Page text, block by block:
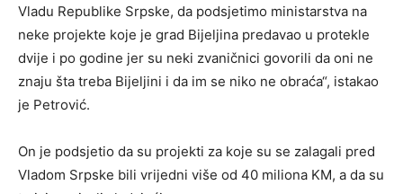
Vladu Republike Srpske, da podsjetimo ministarstva na
neke projekte koje je grad Bijeljina predavao u protekle
dvije i po godine jer su neki zvaničnici govorili da oni ne
znaju šta treba Bijeljini i da im se niko ne obraća“, istakao
je Petrović.
On je podsjetio da su projekti za koje su se zalagali pred
Vladom Srpske bili vrijedni više od 40 miliona KM, a da su